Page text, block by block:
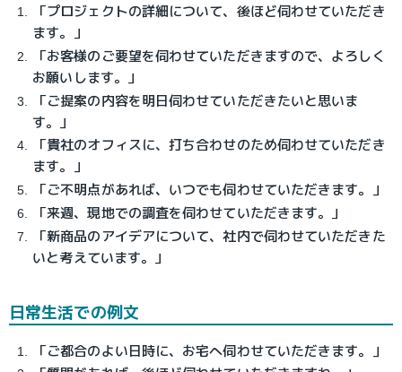
「プロジェクトの詳細について、後ほど伺わせていただき
ます。」
「お客様のご要望を伺わせていただきますので、よろしく
お願いします。」
「ご提案の内容を明日伺わせていただきたいと思いま
す。」
「貴社のオフィスに、打ち合わせのため伺わせていただき
ます。」
「ご不明点があれば、いつでも伺わせていただきます。」
「来週、現地での調査を伺わせていただきます。」
「新商品のアイデアについて、社内で伺わせていただきた
いと考えています。」
日常生活での例文
「ご都合のよい日時に、お宅へ伺わせていただきます。」